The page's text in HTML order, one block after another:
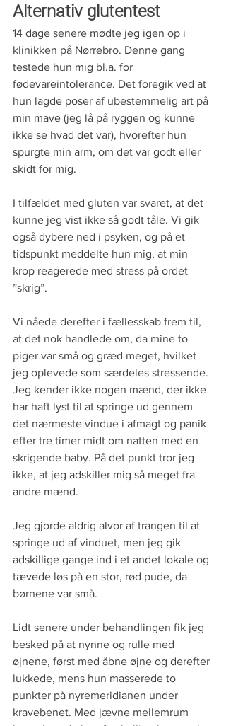
Alternativ glutentest
14 dage senere mødte jeg igen op i
klinikken på Nørrebro. Denne gang
testede hun mig bl.a. for
fødevareintolerance. Det foregik ved at
hun lagde poser af ubestemmelig art på
min mave (jeg lå på ryggen og kunne
ikke se hvad det var), hvorefter hun
spurgte min arm, om det var godt eller
skidt for mig.
I tilfældet med gluten var svaret, at det
kunne jeg vist ikke så godt tåle. Vi gik
også dybere ned i psyken, og på et
tidspunkt meddelte hun mig, at min
krop reagerede med stress på ordet
”skrig”.
Vi nåede derefter i fællesskab frem til,
at det nok handlede om, da mine to
piger var små og græd meget, hvilket
jeg oplevede som særdeles stressende.
Jeg kender ikke nogen mænd, der ikke
har haft lyst til at springe ud gennem
det nærmeste vindue i afmagt og panik
efter tre timer midt om natten med en
skrigende baby. På det punkt tror jeg
ikke, at jeg adskiller mig så meget fra
andre mænd.
Jeg gjorde aldrig alvor af trangen til at
springe ud af vinduet, men jeg gik
adskillige gange ind i et andet lokale og
tævede løs på en stor, rød pude, da
børnene var små.
Lidt senere under behandlingen fik jeg
besked på at nynne og rulle med
øjnene, først med åbne øjne og derefter
lukkede, mens hun masserede to
punkter på nyremeridianen under
kravebenet. Med jævne mellemrum